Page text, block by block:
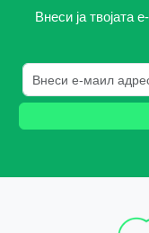
Внеси ја твојата